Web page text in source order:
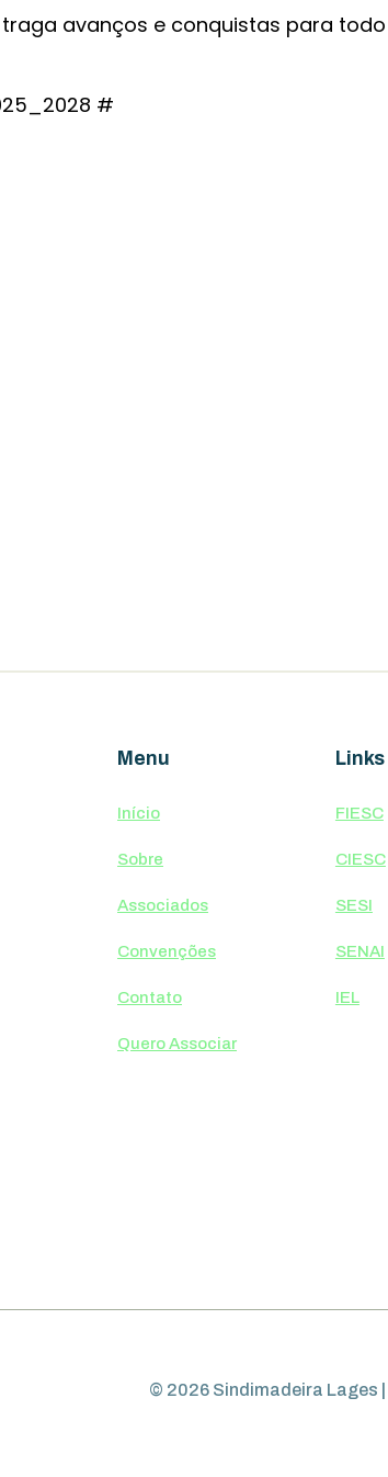
avanços e conquistas para todo
#
Menu
Início
Sobre
Associados
Convenções
Contato
Quero Associar
FIESC
CIESC
SESI
SENAI
IEL
© 2026 Sindimadeira Lages